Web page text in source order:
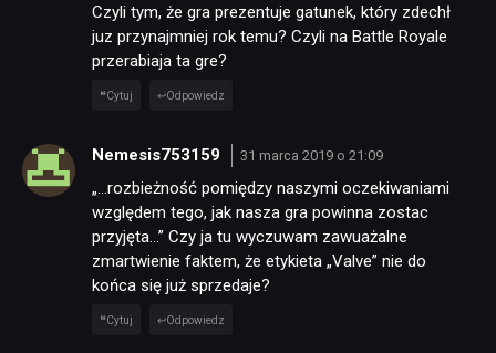
Czyli tym, że gra prezentuje gatunek, który zdechł
juz przynajmniej rok temu? Czyli na Battle Royale
przerabiaja ta gre?
Cytuj Odpowiedz
Nemesis753159 31 marca 2019 o 21:09
„…rozbieżność pomiędzy naszymi oczekiwaniami
względem tego, jak nasza gra powinna zostac
przyjęta…” Czy ja tu wyczuwam zawuażalne
zmartwienie faktem, że etykieta „Valve” nie do
końca się już sprzedaje?
Cytuj Odpowiedz